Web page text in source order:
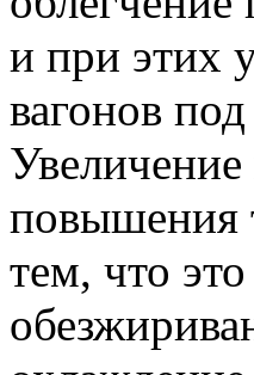
и при этих
вагонов
повышения
тем, что